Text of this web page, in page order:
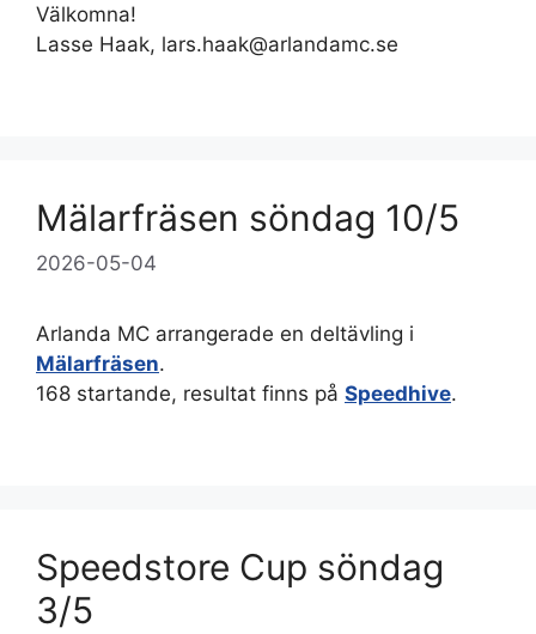
Välkomna!
Lasse Haak, lars.haak@arlandamc.se
Mälarfräsen söndag 10/5
2026-05-04
Arlanda MC arrangerade en deltävling i
Mälarfräsen.
168 startande, resultat finns på Speedhive.
Speedstore Cup söndag
3/5